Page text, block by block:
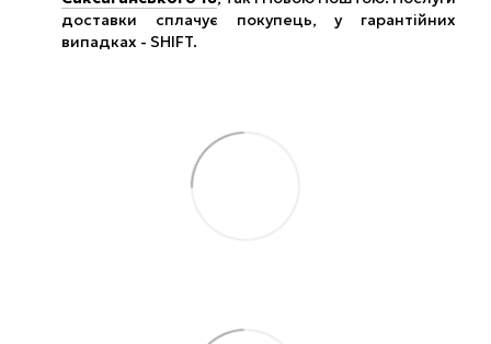
доставки сплачує покупець, у гарантійних
випадках - SHIFT.